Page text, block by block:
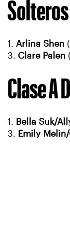
Solteros
1. Arlina Shen
3. Clare Palen
Clase A
1. Bella Suk/
3. Emily